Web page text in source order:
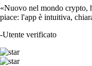
«Nuovo nel mondo crypto,
piace: l'app è intuitiva,
-Utente verificato